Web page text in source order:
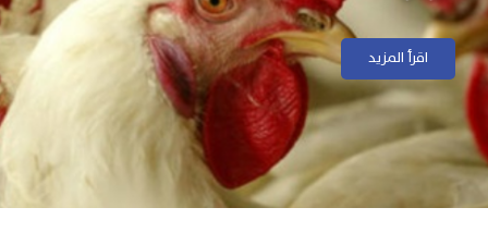
اقرأ المزيد